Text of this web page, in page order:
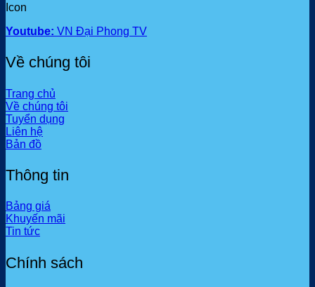
Youtube: VN Đại Phong TV
Về chúng tôi
Trang chủ
Về chúng tôi
Tuyển dụng
Liên hệ
Bản đồ
Thông tin
Bảng giá
Khuyến mãi
Tin tức
Chính sách